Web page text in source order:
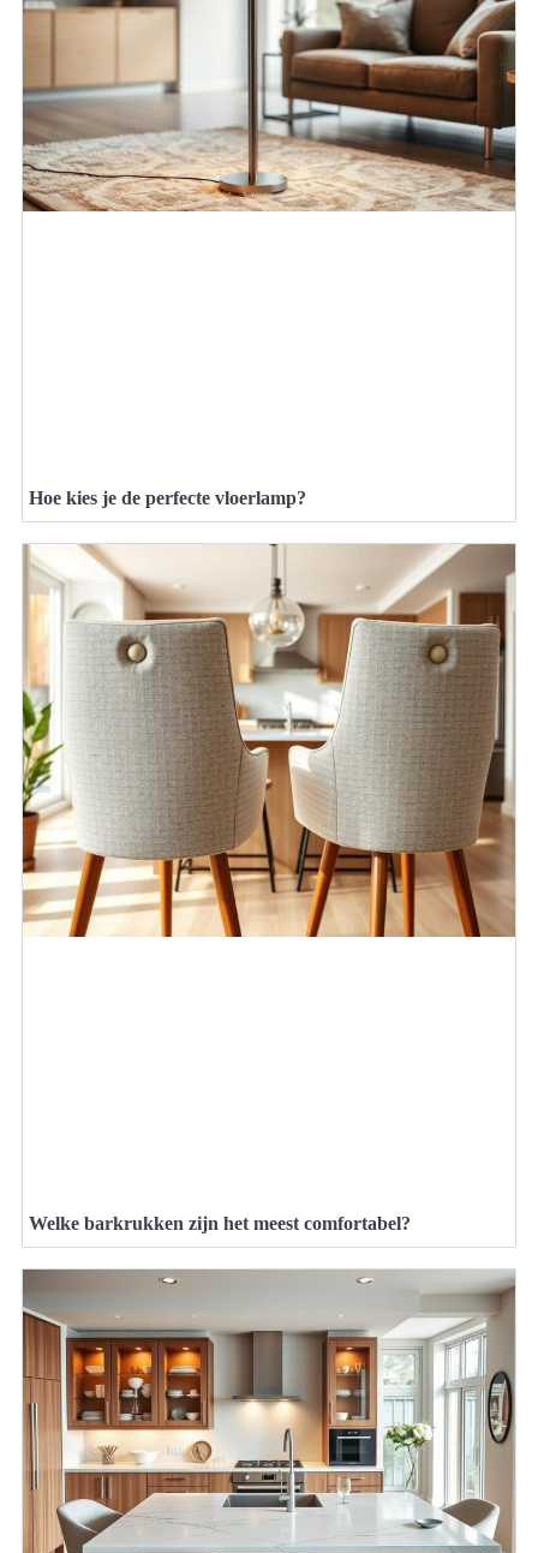
Hoe kies je de perfecte vloerlamp?
Welke barkrukken zijn het meest comfortabel?